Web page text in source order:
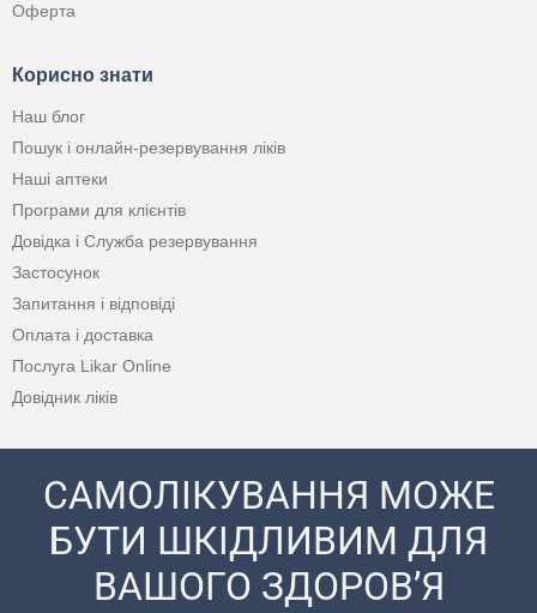
Оферта
Корисно знати
Наш блог
Пошук і онлайн-резервування ліків
Наші аптеки
Програми для клієнтів
Довідка і Служба резервування
Застосунок
Запитання і відповіді
Оплата і доставка
Послуга Likar Online
Довідник ліків
САМОЛІКУВАННЯ МОЖЕ
БУТИ ШКІДЛИВИМ ДЛЯ
ВАШОГО ЗДОРОВ’Я